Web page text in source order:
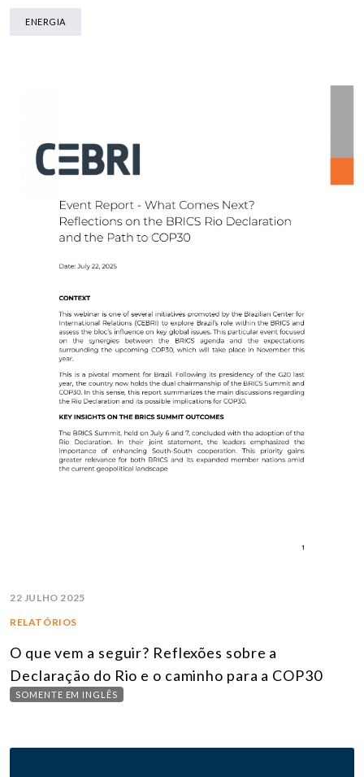
ENERGIA
22 JULHO 2025
RELATÓRIOS
O que vem a seguir? Reflexões sobre a
Declaração do Rio e o caminho para a COP30
SOMENTE EM INGLÊS